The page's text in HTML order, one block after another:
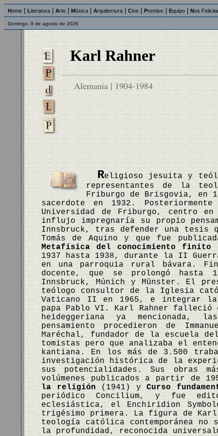
Home Literatura Arte Música Arquitectura Cine Premios Equipo Nos
Domingo, 9 de agosto de 2026
Karl Rahner
Alemania | 1904-1984
Religioso jesuita y
representantes de la
Friburgo de Brisgovia, en
sacerdote en 1932.
Universidad de Friburgo, centro
influjo impregnaría su propio
Innsbruck, tras defender una tesis
Tomás de Aquino y que fue
Metafísica del conocimiento finito
1937 hasta 1938, durante la II
en una parroquia rural bávara.
docente, que se prolongó hasta
Innsbruck, Múnich y Münster. El
teólogo consultor de la Iglesia
Vaticano II en 1965, e integrar
papa Pablo VI. Karl Rahner falleció
heideggeriana ya
pensamiento procedieron de
Maréchal, fundador de la escuela
tomistas pero que analizaba el
kantiana. En los más de 3.500
investigación histórica de la
sus potencialidades. Sus obras
volúmenes publicados a partir de
la religión(1941) yCurso
periódico Concilium, y fue
eclesiástica, el Enchiridion
trigésimo primera. La figura de Karl
teología católica contemporánea
la profundidad, reconocida